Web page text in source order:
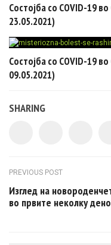
Состојба со COVID-19
23.05.2021)
Состојба со COVID-19
09.05.2021)
SHARING
Post
PREVIOUS POST
Изглед на
во првите неколку